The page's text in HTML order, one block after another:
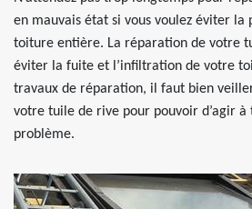
en mauvais état si vous voulez éviter la
toiture entière. La réparation de votre
éviter la fuite et l’infiltration de votre
travaux de réparation, il faut bien
votre tuile de rive pour pouvoir d’agir à
problème.